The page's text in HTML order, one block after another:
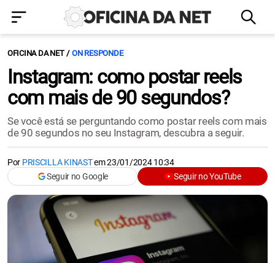
OFICINA DA NET ON RESPONDE
Instagram: como postar reels
com mais de 90 segundos?
Se você está se perguntando como postar reels com mais
de 90 segundos no seu Instagram, descubra a seguir.
Por PRISCILLA KINASTem23/01/2024 10:34
Seguir no Google
Seguir no YouTube